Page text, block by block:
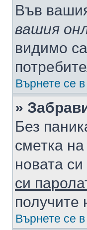
Във
вашия
видимо
Върнете се
»
Без
сметка
новата
си
получите
Върнете се